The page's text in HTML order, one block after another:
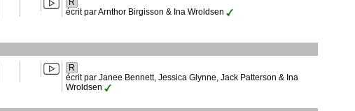
R
écrit par Arnthor Birgisson & Ina Wroldsen
R
écrit par Janee Bennett, Jessica Glynne, Jack Patterson & Ina
Wroldsen